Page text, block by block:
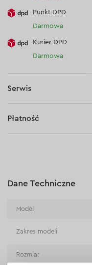
Punkt DPD
Darmowa
Kurier DPD
Darmowa
Serwis
Płatność
Płatność na rachunek
Dane Techniczne
Model
Zakres modeli
Rozmiar